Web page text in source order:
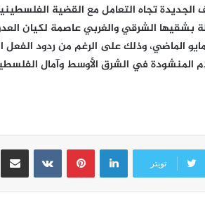
الجديدة تجاه التعامل مع القضية
بشقيها الشرقي والغربي عاصمة لكيان
الماضي، وذلك على الرغم من ردود الفعل
المنشودة في الشرق الأوسط وآمال
تويتر
لينكدإنبينتيريست